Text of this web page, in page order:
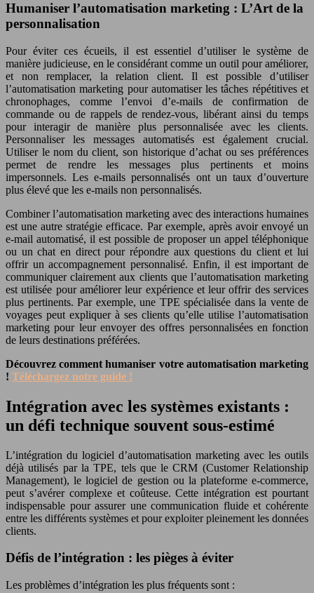
Humaniser l’automatisation marketing : L’Art de la
personnalisation
Pour éviter ces écueils, il est essentiel d’utiliser le système de
manière judicieuse, en le considérant comme un outil pour améliorer,
et non remplacer, la relation client. Il est possible d’utiliser
l’automatisation marketing pour automatiser les tâches répétitives et
chronophages, comme l’envoi d’e-mails de confirmation de
commande ou de rappels de rendez-vous, libérant ainsi du temps
pour interagir de manière plus personnalisée avec les clients.
Personnaliser les messages automatisés est également crucial.
Utiliser le nom du client, son historique d’achat ou ses préférences
permet de rendre les messages plus pertinents et moins
impersonnels. Les e-mails personnalisés ont un taux d’ouverture
plus élevé que les e-mails non personnalisés.
Combiner l’automatisation marketing avec des interactions humaines
est une autre stratégie efficace. Par exemple, après avoir envoyé un
e-mail automatisé, il est possible de proposer un appel téléphonique
ou un chat en direct pour répondre aux questions du client et lui
offrir un accompagnement personnalisé. Enfin, il est important de
communiquer clairement aux clients que l’automatisation marketing
est utilisée pour améliorer leur expérience et leur offrir des services
plus pertinents. Par exemple, une TPE spécialisée dans la vente de
voyages peut expliquer à ses clients qu’elle utilise l’automatisation
marketing pour leur envoyer des offres personnalisées en fonction
de leurs destinations préférées.
Découvrez comment humaniser votre automatisation marketing
! Téléchargez notre guide !
Intégration avec les systèmes existants :
un défi technique souvent sous-estimé
L’intégration du logiciel d’automatisation marketing avec les outils
déjà utilisés par la TPE, tels que le CRM (Customer Relationship
Management), le logiciel de gestion ou la plateforme e-commerce,
peut s’avérer complexe et coûteuse. Cette intégration est pourtant
indispensable pour assurer une communication fluide et cohérente
entre les différents systèmes et pour exploiter pleinement les données
clients.
Défis de l’intégration : les pièges à éviter
Les problèmes d’intégration les plus fréquents sont :